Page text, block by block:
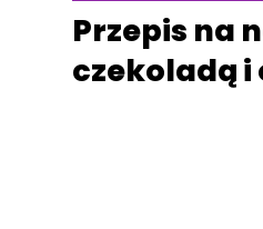
Przepis na
czekoladą